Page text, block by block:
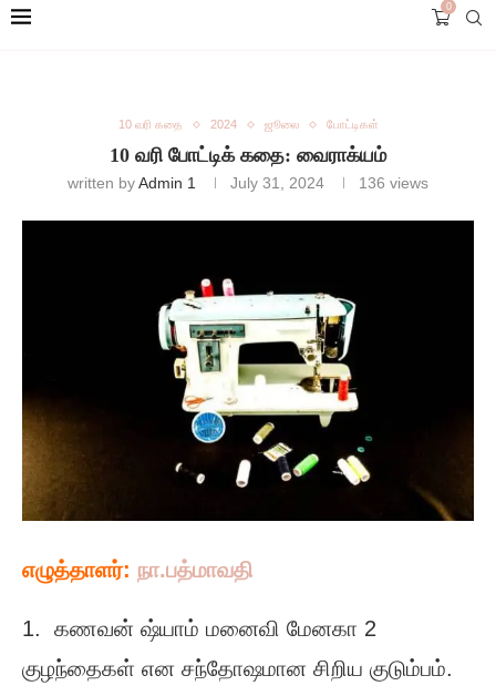
0
10 வரி கதை 2024 ஜூலை போட்டிகள்
10 வரி போட்டிக் கதை: வைராக்யம்
written byAdmin 1 July 31, 2024 136 views
எழுத்தாளர்: நா.பத்மாவதி
1. கணவன் ஷ்யாம் மனைவி மேனகா 2
குழந்தைகள் என சந்தோஷமான சிறிய குடும்பம்.